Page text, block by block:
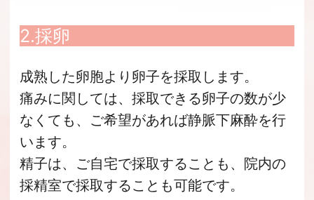
2.採卵
成熟した卵胞より卵子を採取します。
痛みに関しては、採取できる卵子の数が少
なくても、ご希望があれば静脈下麻酔を行
います。
精子は、ご自宅で採取することも、院内の
採精室で採取することも可能です。